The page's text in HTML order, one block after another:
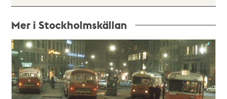
Mer i Stockholmskällan
Relaterade
poster
och
teman